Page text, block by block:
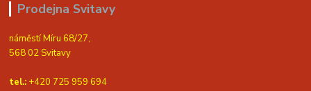
Prodejna Svitavy
náměstí Míru 68/27,
568 02 Svitavy
tel.: +420 725 959 694